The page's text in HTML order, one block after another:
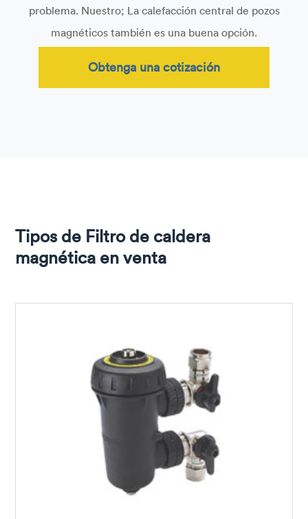
problema. Nuestro; La calefacción central de pozos
magnéticos también es una buena opción.
Obtenga una cotización
Tipos de Filtro de caldera
magnética en venta